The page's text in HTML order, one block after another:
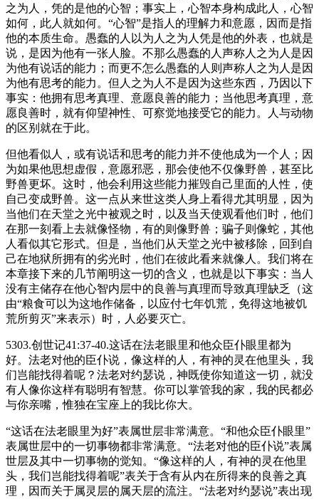
之为人，凭的是他的心智；事实上，心智本身构成此人，心智
如何，此人就如何。“心智”是指人的理解力和意愿，因而是指
他的本质生命。愚蠢的人以为人之为人凭是他的外表，也就是
说，是因为他有一张人脸。不那么愚蠢的人声称人之为人是因
为他有说话的能力；而更不怎么愚蠢的人则声称人之为人是因
为他有思考的能力。但人之为人不是因为这些东西，乃因以下
事实：他拥有思考真理、意愿良善的能力；当他思考真理，意
愿良善时，就有仰望神性、可察觉地接受它的能力。人与动物
的区别就在于此。
但他看似人，或有说话和思考的能力并不使他成为一个人；因
为如果他思想虚假，意愿邪恶，那会使他不仅像野兽，甚至比
野兽更坏。这时，他会利用这些能力摧毁自己里面的人性，使
自己变成野兽。这一点从来世这类人身上看得尤其明显，因为
当他们在天堂之光中被观之时，以及当天使观看他们时，他们
在那一刻看上去就像怪物，有的则像野兽；骗子则像蛇，其他
人看似其它形式。但是，当他们从天堂之光中被移除，回到自
己在地狱所拥有的劣光时，他们在彼此看来就像人。我们将在
本章接下来的几节阐明这一切的含义，也就是以下事实：当人
没有主储存在他心智内层中的良善与真理而导致真理缺乏（这
由“粮食可以为这地作储备，以应付七年饥荒，免得这地被饥
荒所剪灭”来表示）时，人必要灭亡。
5303.创世记41:37-40.这话在法老眼里和他众臣仆眼里都为
好。法老对他的臣仆说，像这样的人，有神的灵在他里头，我
们岂能找得着呢？法老对约瑟说，神既使你知道这一切，就没
有人像你这样有聪明有智慧。你可以掌管我的家，我的民都必
与你亲嘴，惟独在宝座上的我比你大。
“这话在法老眼里为好”表属世层非常满意。“和他众臣仆眼里”
表属世层中的一切事物都非常满意。“法老对他的臣仆说”表属
世层及其中一切事物的觉知。“像这样的人，有神的灵在他里
头，我们岂能找得着呢”表关于含有从内在所得来的良善之真
理，因而关于属灵层的属天层的流注。“法老对约瑟说”表出现